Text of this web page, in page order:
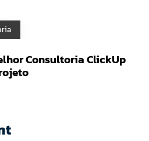
Consultoria ClickUp